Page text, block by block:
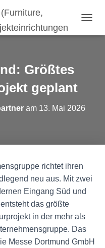
A
L
Größtes
geplant
am 13. Mai 2026
richtet ihren
neu aus. Mit zwei
Eingang Süd und
das größte
in der mehr als
Das
Messe Dortmund GmbH